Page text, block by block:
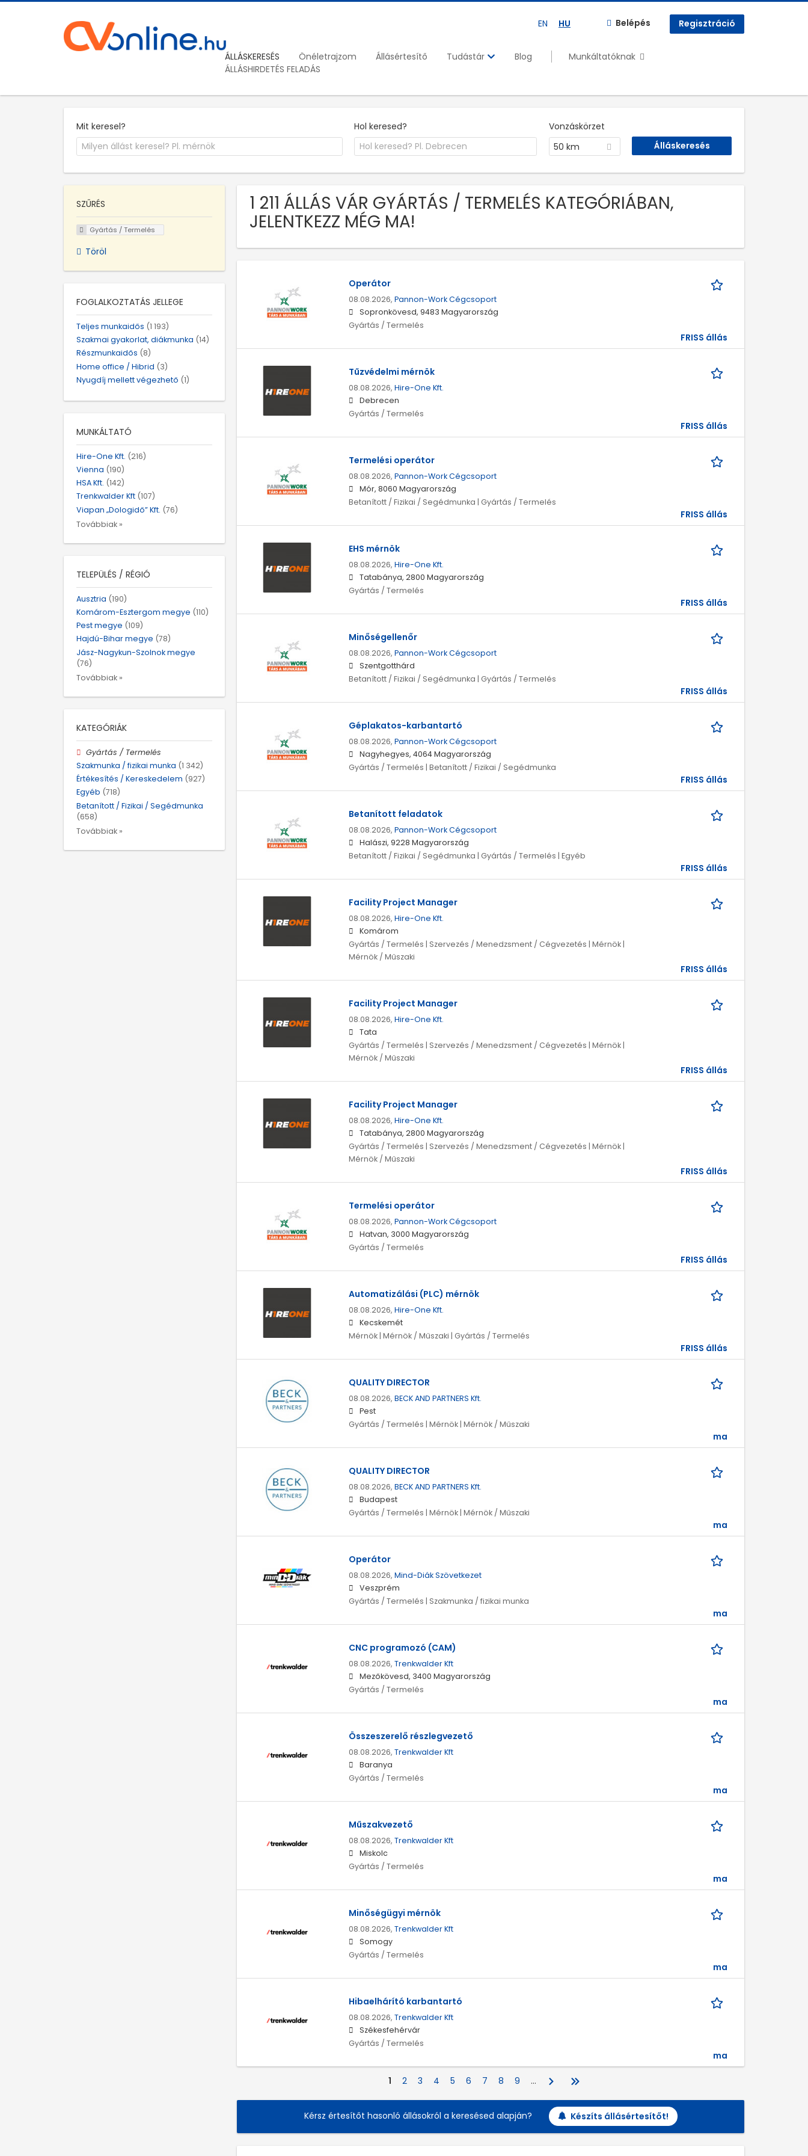
EN HU Belépés Regisztráció
ÁLLÁSKERESÉS Önéletrajzom Állásértesítő Tudástár Blog
Munkáltatóknak
ÁLLÁSHIRDETÉS FELADÁS
Mit keresel? Hol keresed?
Vonzáskörzet
50 km
1 211 ÁLLÁS VÁR GYÁRTÁS / TERMELÉS KATEGÓRIÁBAN,
JELENTKEZZ MÉG MA!
Operátor
08.08.2026, Pannon-Work Cégcsoport
Sopronkövesd, 9483 Magyarország
Gyártás / Termelés
FRISS állás
Tűzvédelmi mérnök
08.08.2026, Hire-One Kft.
Debrecen
Gyártás / Termelés
FRISS állás
Termelési operátor
08.08.2026, Pannon-Work Cégcsoport
Mór, 8060 Magyarország
Betanított / Fizikai / Segédmunka | Gyártás / Termelés
FRISS állás
EHS mérnök
08.08.2026, Hire-One Kft.
Tatabánya, 2800 Magyarország
Gyártás / Termelés
FRISS állás
Minőségellenőr
08.08.2026, Pannon-Work Cégcsoport
Szentgotthárd
Betanított / Fizikai / Segédmunka | Gyártás / Termelés
FRISS állás
Géplakatos-karbantartó
08.08.2026, Pannon-Work Cégcsoport
Nagyhegyes, 4064 Magyarország
Gyártás / Termelés | Betanított / Fizikai / Segédmunka
FRISS állás
Betanított feladatok
08.08.2026, Pannon-Work Cégcsoport
Halászi, 9228 Magyarország
Betanított / Fizikai / Segédmunka | Gyártás / Termelés | Egyéb
FRISS állás
Facility Project Manager
08.08.2026, Hire-One Kft.
Komárom
Gyártás / Termelés | Szervezés / Menedzsment / Cégvezetés | Mérnök |
Mérnök / Műszaki
FRISS állás
Facility Project Manager
08.08.2026, Hire-One Kft.
Tata
Gyártás / Termelés | Szervezés / Menedzsment / Cégvezetés | Mérnök |
Mérnök / Műszaki
FRISS állás
Facility Project Manager
08.08.2026, Hire-One Kft.
Tatabánya, 2800 Magyarország
Gyártás / Termelés | Szervezés / Menedzsment / Cégvezetés | Mérnök |
Mérnök / Műszaki
FRISS állás
Termelési operátor
08.08.2026, Pannon-Work Cégcsoport
Hatvan, 3000 Magyarország
Gyártás / Termelés
FRISS állás
Automatizálási (PLC) mérnök
08.08.2026, Hire-One Kft.
Kecskemét
Mérnök | Mérnök / Műszaki | Gyártás / Termelés
FRISS állás
QUALITY DIRECTOR
08.08.2026, BECK AND PARTNERS Kft.
Pest
Gyártás / Termelés | Mérnök | Mérnök / Műszaki
ma
QUALITY DIRECTOR
08.08.2026, BECK AND PARTNERS Kft.
Budapest
Gyártás / Termelés | Mérnök | Mérnök / Műszaki
ma
Operátor
08.08.2026, Mind-Diák Szövetkezet
Veszprém
Gyártás / Termelés | Szakmunka / fizikai munka
ma
CNC programozó (CAM)
08.08.2026, Trenkwalder Kft
Mezőkövesd, 3400 Magyarország
Gyártás / Termelés
ma
Összeszerelő részlegvezető
08.08.2026, Trenkwalder Kft
Baranya
Gyártás / Termelés
ma
Műszakvezető
08.08.2026, Trenkwalder Kft
Miskolc
Gyártás / Termelés
ma
Minőségügyi mérnök
08.08.2026, Trenkwalder Kft
Somogy
Gyártás / Termelés
ma
Hibaelhárító karbantartó
08.08.2026, Trenkwalder Kft
Székesfehérvár
Gyártás / Termelés
ma
1 2 3 4 5 6 7 8 9 …
Kérsz értesítőt hasonló állásokról a keresésed alapján? Készíts állásértesítőt!
SZŰRÉS
Gyártás / Termelés
Töröl
FOGLALKOZTATÁS JELLEGE
Teljes munkaidős (1 193)
Szakmai gyakorlat, diákmunka (14)
Részmunkaidős (8)
Home office / Hibrid (3)
Nyugdíj mellett végezhető (1)
MUNKÁLTATÓ
Hire-One Kft. (216)
Vienna (190)
HSA Kft. (142)
Trenkwalder Kft (107)
Viapan „Dologidő” Kft. (76)
Továbbiak »
TELEPÜLÉS / RÉGIÓ
Ausztria (190)
Komárom-Esztergom megye (110)
Pest megye (109)
Hajdú-Bihar megye (78)
Jász-Nagykun-Szolnok megye
(76)
Továbbiak »
KATEGÓRIÁK
Gyártás / Termelés
Szakmunka / fizikai munka (1 342)
Értékesítés / Kereskedelem (927)
Egyéb (718)
Betanított / Fizikai / Segédmunka
(658)
Továbbiak »